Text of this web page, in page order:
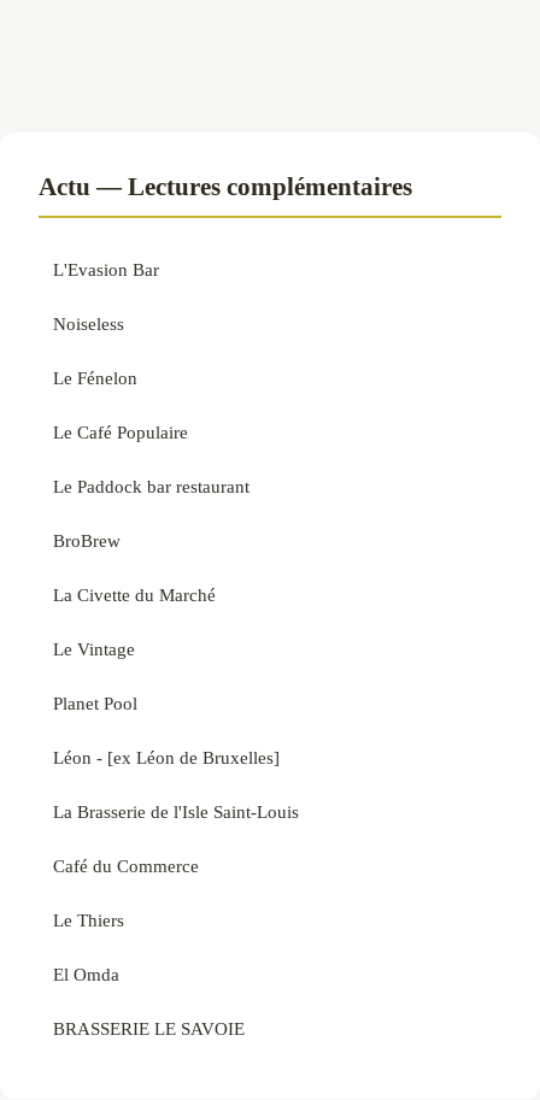
Actu — Lectures complémentaires
L'Evasion Bar
Noiseless
Le Fénelon
Le Café Populaire
Le Paddock bar restaurant
BroBrew
La Civette du Marché
Le Vintage
Planet Pool
Léon - [ex Léon de Bruxelles]
La Brasserie de l'Isle Saint-Louis
Café du Commerce
Le Thiers
El Omda
BRASSERIE LE SAVOIE